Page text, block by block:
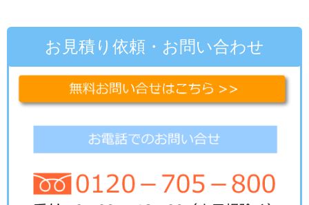
お見積り依頼・お問い合わせ